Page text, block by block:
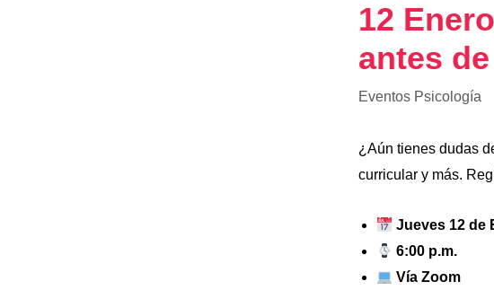
12
antes
Eventos Psicología
¿Aún tienes dudas
curricular y más.
Jueves 12 de
6:00 p.m.
Vía Zoom